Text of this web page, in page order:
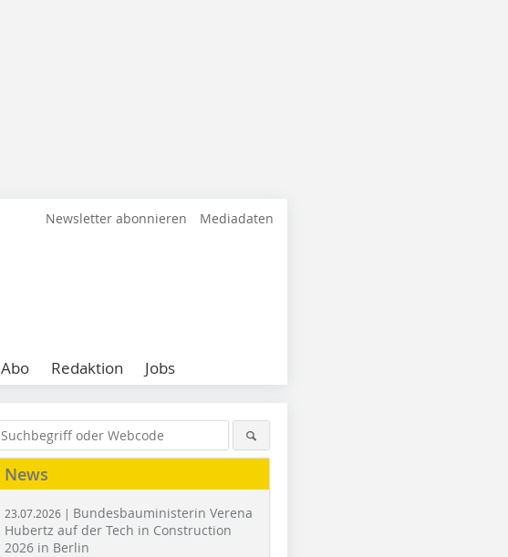
Newsletter abonnieren Mediadaten
Abo Redaktion Jobs
News
23.07.2026 | Bundesbauministerin Verena
Hubertz auf der Tech in Construction
2026 in Berlin